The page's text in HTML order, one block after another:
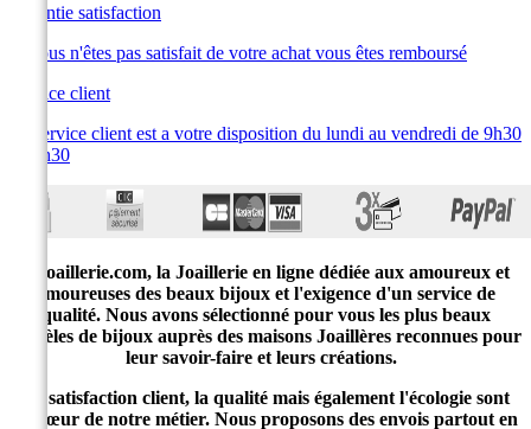
Garantie satisfaction
Si vous n'êtes pas satisfait de votre achat vous êtes remboursé
Service client
Le service client est a votre disposition du lundi au vendredi de 9h30
à 19h30
E-joaillerie.com, la Joaillerie en ligne dédiée aux amoureux et
amoureuses des beaux bijoux et l'exigence d'un service de
qualité. Nous avons sélectionné pour vous les plus beaux
modèles de bijoux auprès des maisons Joaillères reconnues pour
leur savoir-faire et leurs créations.
La satisfaction client, la qualité mais également l'écologie sont
au cœur de notre métier. Nous proposons des envois partout en